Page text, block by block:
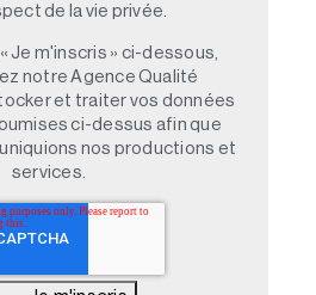
de la vie privée.
Je m'inscris » ci-dessous,
notre Agence Qualité
et traiter vos données
ci-dessus afin que
nos productions et
services.